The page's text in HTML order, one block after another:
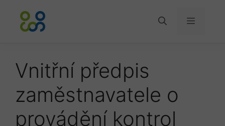
obsah
Menu
Vnitřní předpis
zaměstnavatele o
provádění kontrol